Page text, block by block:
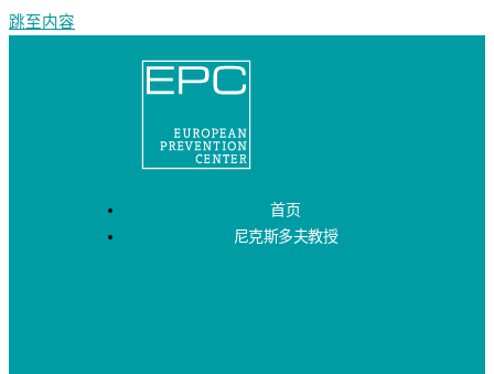
跳至内容
首页
尼克斯多夫教授